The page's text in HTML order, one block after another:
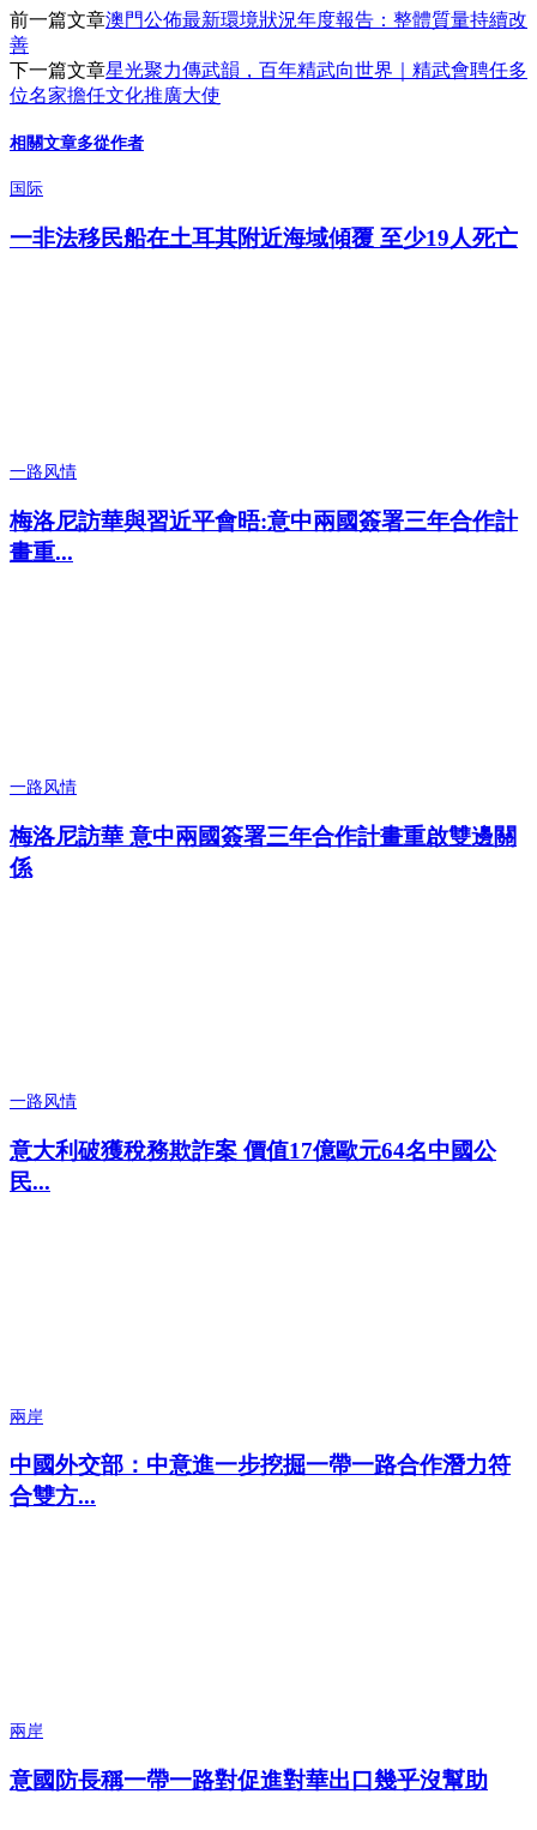
前一篇文章澳門公佈最新環境狀況年度報告：整體質量持續改
善
下一篇文章星光聚力傳武韻，百年精武向世界｜精武會聘任多
位名家擔任文化推廣大使
相關文章多從作者
国际
一非法移民船在土耳其附近海域傾覆 至少19人死亡
一路风情
梅洛尼訪華與習近平會晤:意中兩國簽署三年合作計
畫重...
一路风情
梅洛尼訪華 意中兩國簽署三年合作計畫重啟雙邊關
係
一路风情
意大利破獲稅務欺詐案 價值17億歐元64名中國公
民...
兩岸
中國外交部：中意進一步挖掘一帶一路合作潛力符
合雙方...
兩岸
意國防長稱一帶一路對促進對華出口幾乎沒幫助